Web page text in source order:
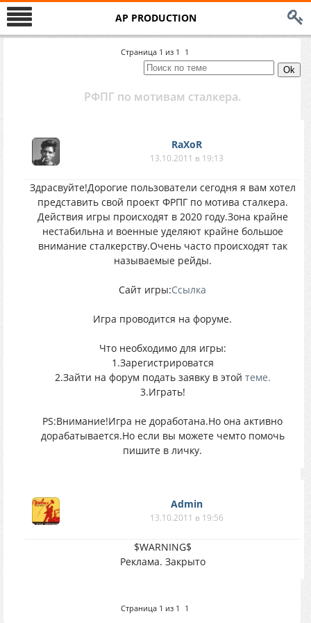
AP PRODUCTION
Страница 1 из 1 1
РФПГ по мотивам сталкера.
RaXoR
13.10.2011 в 19:13
Здрасвуйте!Дорогие пользователи сегодня я вам хотел
представить свой проект ФРПГ по мотива сталкера.
Действия игры происходят в 2020 году.Зона крайне
нестабильна и военные уделяют крайне большое
внимание сталкерству.Очень часто происходят так
называемые рейды.
Сайт игры:Ссылка
Игра проводится на форуме.
Что необходимо для игры:
1.Зарегистрироватся
2.Зайти на форум подать заявку в этой теме.
3.Играть!
PS:Внимание!Игра не доработана.Но она активно
дорабатывается.Но если вы можете чемто помочь
пишите в личку.
Аdmin
13.10.2011 в 19:56
$WARNING$
Реклама. Закрыто
Страница 1 из 1 1